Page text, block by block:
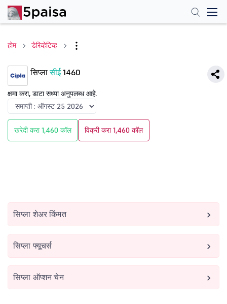
होम डेरिव्हेटिव्ह
सिप्लासीई1460
क्षमा करा, डाटा सध्या अनुपलब्ध आहे.
खरेदी करा 1,460 कॉल विक्री करा 1,460 कॉल
सिप्ला शेअर किंमत
सिप्ला फ्यूचर्स
सिप्ला ऑप्शन चेन